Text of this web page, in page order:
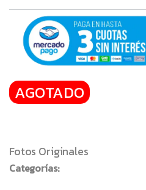
AGOTADO
Fotos Originales
Categorías: